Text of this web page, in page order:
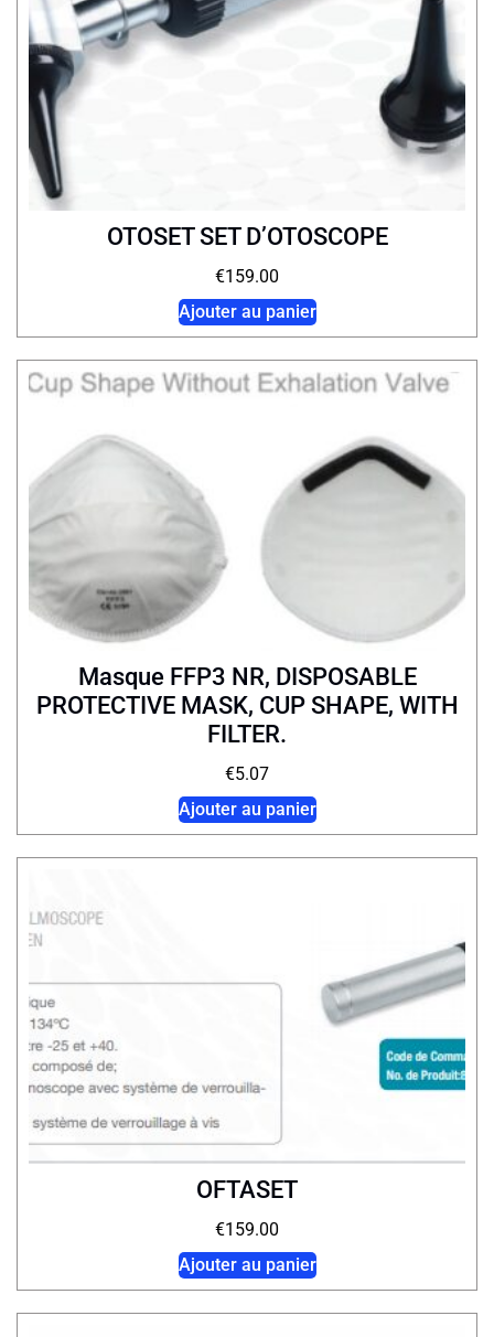
OTOSET SET D’OTOSCOPE
€159.00
Ajouter au panier
Masque FFP3 NR, DISPOSABLE
PROTECTIVE MASK, CUP SHAPE, WITH
FILTER.
€5.07
Ajouter au panier
OFTASET
€159.00
Ajouter au panier